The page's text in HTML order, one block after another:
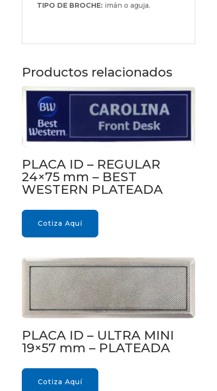
TIPO DE BROCHE:imán o aguja.
Productos relacionados
PLACA ID – REGULAR
24×75 mm – BEST
WESTERN PLATEADA
Cotiza Aquí
PLACA ID – ULTRA MINI
19×57 mm – PLATEADA
Cotiza Aquí